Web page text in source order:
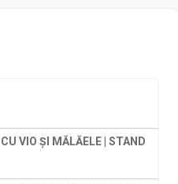
VIO ȘI MĂLĂELE | STAND